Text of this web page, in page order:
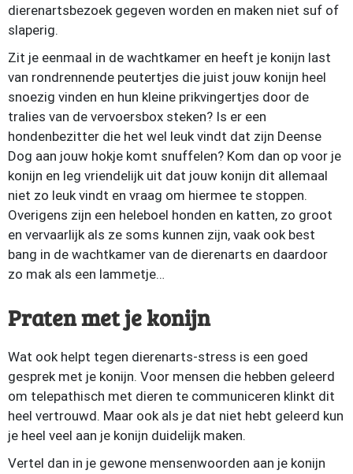
dierenartsbezoek gegeven worden en maken niet suf of
slaperig.
Zit je eenmaal in de wachtkamer en heeft je konijn last
van rondrennende peutertjes die juist jouw konijn heel
snoezig vinden en hun kleine prikvingertjes door de
tralies van de vervoersbox steken? Is er een
hondenbezitter die het wel leuk vindt dat zijn Deense
Dog aan jouw hokje komt snuffelen? Kom dan op voor je
konijn en leg vriendelijk uit dat jouw konijn dit allemaal
niet zo leuk vindt en vraag om hiermee te stoppen.
Overigens zijn een heleboel honden en katten, zo groot
en vervaarlijk als ze soms kunnen zijn, vaak ook best
bang in de wachtkamer van de dierenarts en daardoor
zo mak als een lammetje…
Praten met je konijn
Wat ook helpt tegen dierenarts-stress is een goed
gesprek met je konijn. Voor mensen die hebben geleerd
om telepathisch met dieren te communiceren klinkt dit
heel vertrouwd. Maar ook als je dat niet hebt geleerd kun
je heel veel aan je konijn duidelijk maken.
Vertel dan in je gewone mensenwoorden aan je konijn